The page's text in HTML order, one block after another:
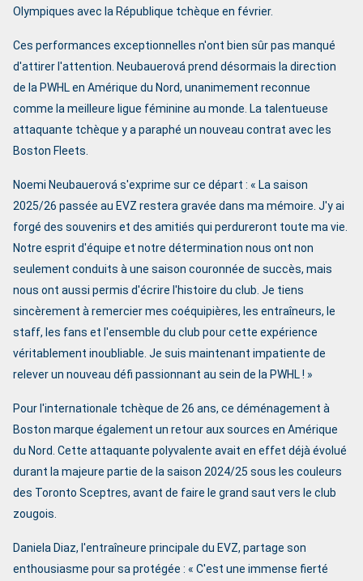
Olympiques avec la République tchèque en février.
Ces performances exceptionnelles n'ont bien sûr pas manqué
d'attirer l'attention. Neubauerová prend désormais la direction
de la PWHL en Amérique du Nord, unanimement reconnue
comme la meilleure ligue féminine au monde. La talentueuse
attaquante tchèque y a paraphé un nouveau contrat avec les
Boston Fleets.
Noemi Neubauerová s'exprime sur ce départ : « La saison
2025/26 passée au EVZ restera gravée dans ma mémoire. J'y ai
forgé des souvenirs et des amitiés qui perdureront toute ma vie.
Notre esprit d'équipe et notre détermination nous ont non
seulement conduits à une saison couronnée de succès, mais
nous ont aussi permis d'écrire l'histoire du club. Je tiens
sincèrement à remercier mes coéquipières, les entraîneurs, le
staff, les fans et l'ensemble du club pour cette expérience
véritablement inoubliable. Je suis maintenant impatiente de
relever un nouveau défi passionnant au sein de la PWHL ! »
Pour l'internationale tchèque de 26 ans, ce déménagement à
Boston marque également un retour aux sources en Amérique
du Nord. Cette attaquante polyvalente avait en effet déjà évolué
durant la majeure partie de la saison 2024/25 sous les couleurs
des Toronto Sceptres, avant de faire le grand saut vers le club
zougois.
Daniela Diaz, l'entraîneure principale du EVZ, partage son
enthousiasme pour sa protégée : « C'est une immense fierté